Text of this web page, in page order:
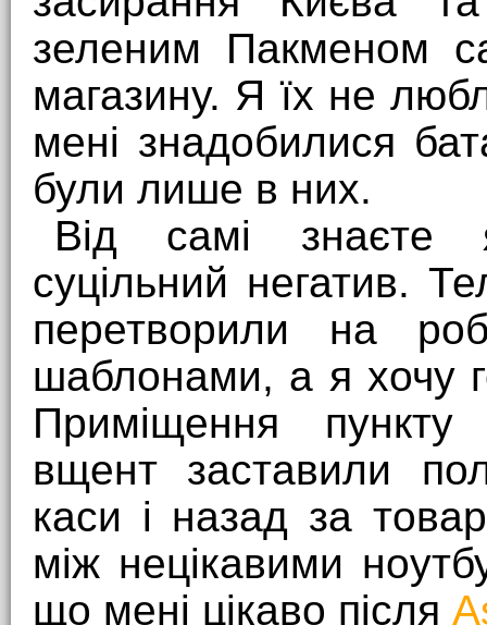
зеленим Пакменом
магазину. Я їх не
мені знадобилися
були лише в них.
Від самі знаєте
суцільний негатив.
перетворили на
шаблонами, а я хочу
Приміщення
вщент заставили
каси і назад за
між нецікавими
що мені цікаво після